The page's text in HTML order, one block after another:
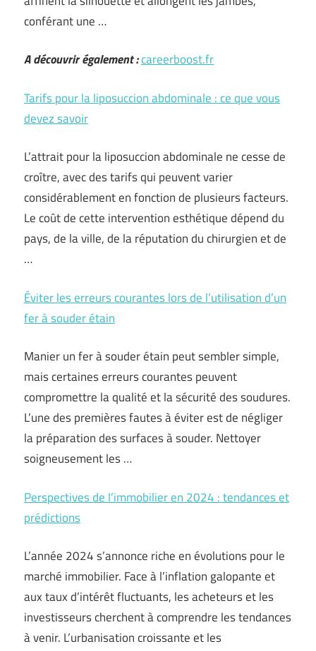
conférant une …
A découvrir également :careerboost.fr
Tarifs pour la liposuccion abdominale : ce que vous
devez savoir
L’attrait pour la liposuccion abdominale ne cesse de
croître, avec des tarifs qui peuvent varier
considérablement en fonction de plusieurs facteurs.
Le coût de cette intervention esthétique dépend du
pays, de la ville, de la réputation du chirurgien et de
…
Éviter les erreurs courantes lors de l’utilisation d’un
fer à souder étain
Manier un fer à souder étain peut sembler simple,
mais certaines erreurs courantes peuvent
compromettre la qualité et la sécurité des soudures.
L’une des premières fautes à éviter est de négliger
la préparation des surfaces à souder. Nettoyer
soigneusement les …
Perspectives de l’immobilier en 2024 : tendances et
prédictions
L’année 2024 s’annonce riche en évolutions pour le
marché immobilier. Face à l’inflation galopante et
aux taux d’intérêt fluctuants, les acheteurs et les
investisseurs cherchent à comprendre les tendances
à venir. L’urbanisation croissante et les